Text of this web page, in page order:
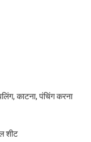
काटना, पंचिंग करना
शीट